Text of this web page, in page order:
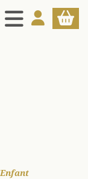
MENU
MON PANIER